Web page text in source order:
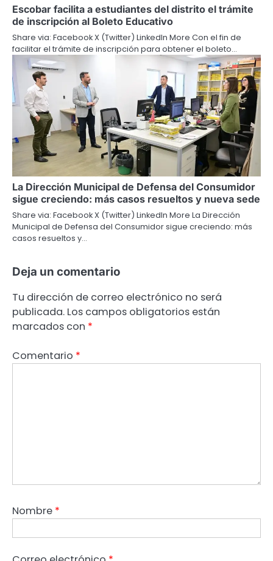
Escobar facilita a estudiantes del distrito el trámite
de inscripción al Boleto Educativo
Share via: Facebook X (Twitter) LinkedIn More Con el fin de
facilitar el trámite de inscripción para obtener el boleto…
La Dirección Municipal de Defensa del Consumidor
sigue creciendo: más casos resueltos y nueva sede
Share via: Facebook X (Twitter) LinkedIn More La Dirección
Municipal de Defensa del Consumidor sigue creciendo: más
casos resueltos y…
Deja un comentario
Tu dirección de correo electrónico no será
publicada. Los campos obligatorios están
marcados con *
Comentario *
Nombre *